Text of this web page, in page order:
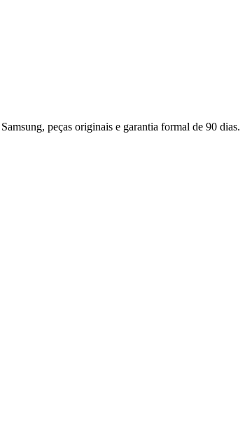
Samsung, peças originais e garantia formal de 90 dias.